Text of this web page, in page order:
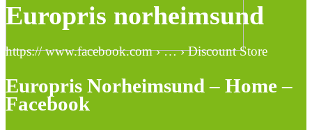
Europris norheimsund
https:// www.facebook.com › … › Discount Store
Europris Norheimsund – Home –
Facebook